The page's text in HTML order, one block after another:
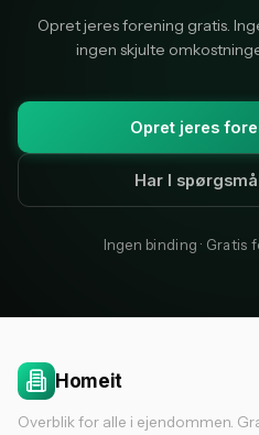
Opret jeres forening gratis.
ingen skjulte
Opret jeres
Har I
Ingen binding · Gratis
Homeit
Overblik for alle i ejendommen.